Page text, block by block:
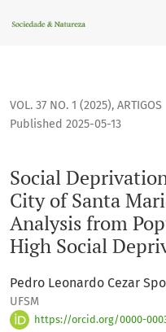
Social Deprivation and
VOL. 37 NO. 1 (2025), ARTIGOS
Social
City of Santa
Analysis from
High Social
Published 2025-05-13
Pedro Leonardo Cezar
UFSM
https://orcid.org/0000-